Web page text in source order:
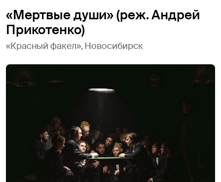
«Мертвые души» (реж. Андрей
Прикотенко)
«Красный факел», Новосибирск